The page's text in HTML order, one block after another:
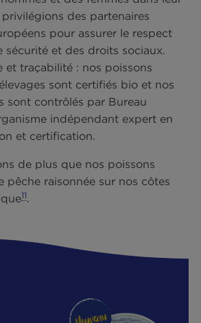
Phare
de qualité pour
pour vous accompagner au
sportive et alimentaire que
nous proposons des produits
Pêche Responsable
des quatre piliers suivants :
une note supérieure à 0,5
du marché correspondant au
de poissons de qualité :
des critères organoleptiques